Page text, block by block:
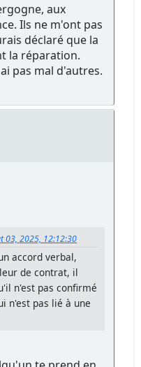
aux
Ils ne m'ont pas
déclaré que la
la réparation.
pas mal d'autres.
03, 2025, 12:12:30
accord verbal,
de contrat, il
n'est pas confirmé
n'est pas lié à une